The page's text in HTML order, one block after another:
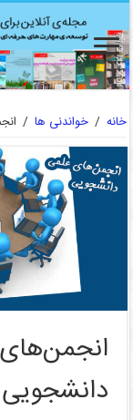
خانه / خواندنی ها /
دانشجویی